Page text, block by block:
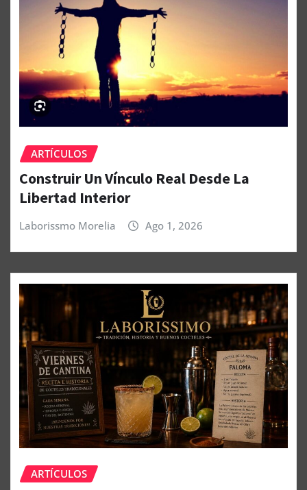
ARTÍCULOS
Construir Un Vínculo Real Desde La
Libertad Interior
Laborissmo Morelia Ago 1, 2026
ARTÍCULOS